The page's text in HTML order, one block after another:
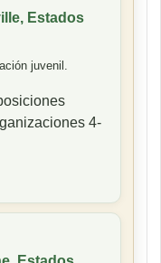
Estados
juvenil.
4-